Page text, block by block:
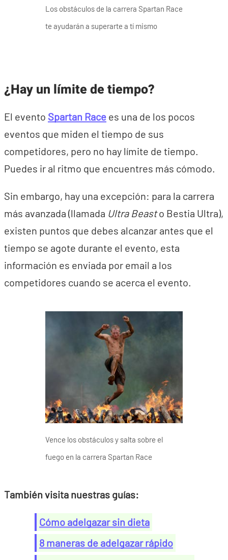
Los obstáculos de la carrera Spartan Race
te ayudarán a superarte a tí mismo
¿Hay un límite de tiempo?
El evento Spartan Race es una de los pocos
eventos que miden el tiempo de sus
competidores, pero no hay límite de tiempo.
Puedes ir al ritmo que encuentres más cómodo.
Sin embargo, hay una excepción: para la carrera
más avanzada (llamada Ultra Beasto Bestia Ultra),
existen puntos que debes alcanzar antes que el
tiempo se agote durante el evento, esta
información es enviada por email a los
competidores cuando se acerca el evento.
Vence los obstáculos y salta sobre el
fuego en la carrera Spartan Race
También visita nuestras guías:
Cómo adelgazar sin dieta
8 maneras de adelgazar rápido